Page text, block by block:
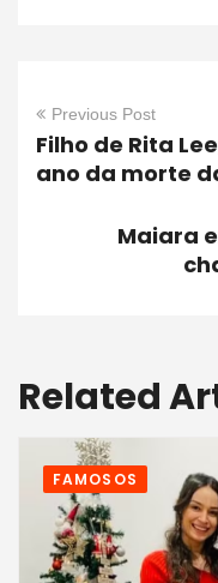
Previous Post
Filho de Rita
ano da morte
Maiara
Related
FAMOSOS